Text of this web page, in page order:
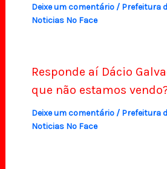
Deixe um comentário / Prefeitura
Noticias No Face
Responde aí Dácio
que não estamos
Deixe um comentário / Prefeitura
Noticias No Face